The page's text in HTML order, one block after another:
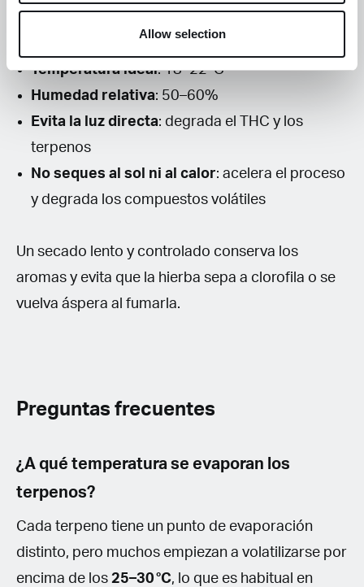
Allow selection
también el calor es enemigo de la resina:
Temperatura ideal: 18–22 °C
Humedad relativa: 50–60%
Evita la luz directa: degrada el THC y los
terpenos
No seques al sol ni al calor: acelera el proceso
y degrada los compuestos volátiles
Un secado lento y controlado conserva los
aromas y evita que la hierba sepa a clorofila o se
vuelva áspera al fumarla.
Preguntas frecuentes
¿A qué temperatura se evaporan los
terpenos?
Cada terpeno tiene un punto de evaporación
distinto, pero muchos empiezan a volatilizarse por
encima de los 25–30 °C, lo que es habitual en